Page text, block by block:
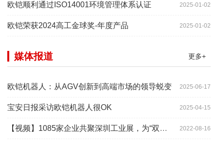
2025-01-02
欧铠顺利通过ISO14001环境管理体系认证
2025-01-02
欧铠荣获2024高工金球奖-年度产品
更多+
媒体报道
2025-06-17
欧铠机器人：从AGV创新到高端市场的领导蜕变
2025-04-15
宝安日报采访欧铠机器人很OK
2022-08-16
【视频】1085家企业共聚深圳工业展，为“双链”畅通堵点、卡点